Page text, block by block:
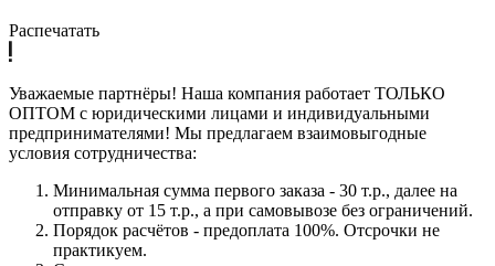
Распечатать
Уважаемые партнёры! Наша компания работает ТОЛЬКО
ОПТОМ с юридическими лицами и индивидуальными
предпринимателями! Мы предлагаем взаимовыгодные
условия сотрудничества:
Минимальная сумма первого заказа - 30 т.р., далее на
отправку от 15 т.р., а при самовывозе без ограничений.
Порядок расчётов - предоплата 100%. Отсрочки не
практикуем.